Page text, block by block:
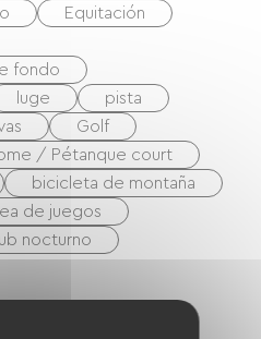
Equitación
fondo
luge
pista
Golf
/ Pétanque court
bicicleta de montaña
de juegos
nocturno